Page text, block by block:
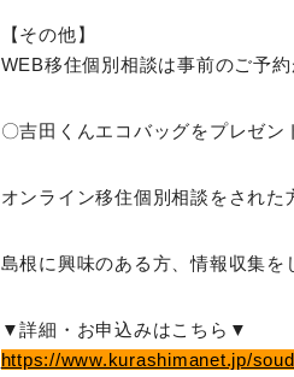
【その他】
WEB移住個別相談は事前のご予約
〇吉田くんエコバッグをプレゼン
オンライン移住個別相談をされた
島根に興味のある方、情報収集
▼詳細・お申込みはこちら▼
https://www.kurashimanet.jp/